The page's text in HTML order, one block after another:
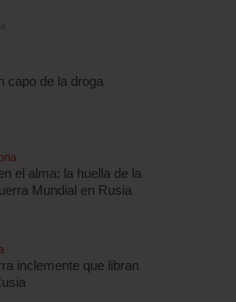
capo de la droga
el alma: la huella de la
Mundial en Rusia
inclemente que libran